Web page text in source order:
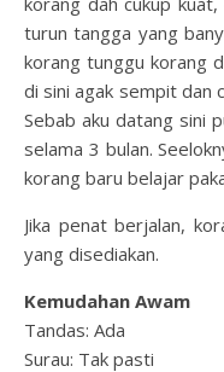
turun tangga yang
korang tunggu korang
di sini agak sempit dan
Sebab aku datang sini
selama 3 bulan.
korang baru belajar
Jika penat berjalan,
yang disediakan.
Kemudahan Awam
Tandas: Ada
Surau: Tak pasti